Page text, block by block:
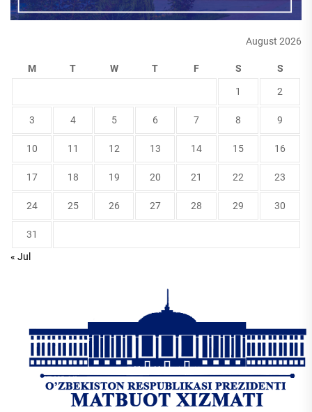
August 2026
M T W T F S S
1 2
3 4 5 6 7 8 9
10 11 12 13 14 15 16
17 18 19 20 21 22 23
24 25 26 27 28 29 30
31
« Jul